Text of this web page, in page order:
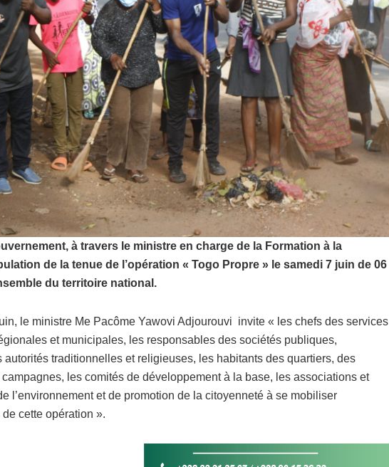
à travers le ministre en charge de la Formation à la
de la tenue de l’opération « Togo Propre » le samedi 7 juin de 06
du territoire national.
le ministre Me Pacôme Yawovi Adjourouvi invite « les chefs des services
et municipales, les responsables des sociétés publiques,
traditionnelles et religieuses, les habitants des quartiers, des
les comités de développement à la base, les associations et
l’environnement et de promotion de la citoyenneté à se mobiliser
cette opération ».